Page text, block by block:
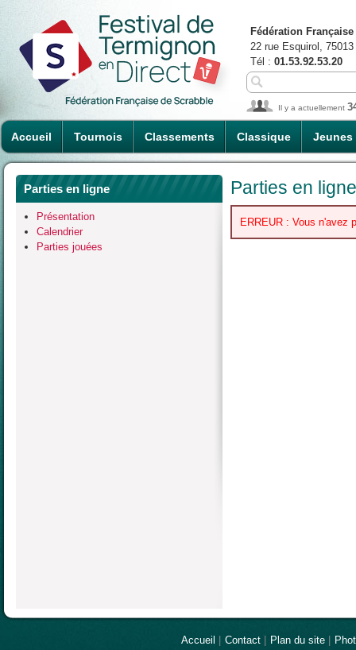
Accueil Tournois Classements Classique Jeunes
Fédération
22 rue Esquirol,
Tél : 01.53.92.53.20
Il y a actuellement
Parties en ligne
Présentation
Calendrier
Parties jouées
Parties en ligne
ERREUR : Vous n'avez
Accueil Contact Plan du site